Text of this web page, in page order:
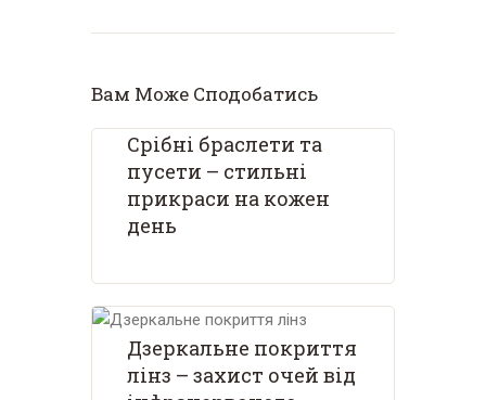
Вам Може Сподобатись
Срібні браслети та
пусети – стильні
прикраси на кожен
день
Дзеркальне покриття
лінз – захист очей від